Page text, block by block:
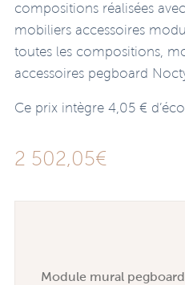
compositions réalisées
mobiliers accessoires
toutes les compositions,
accessoires pegboard
Ce prix intègre 4,05 €
2 502,05€
Module mural pegboard